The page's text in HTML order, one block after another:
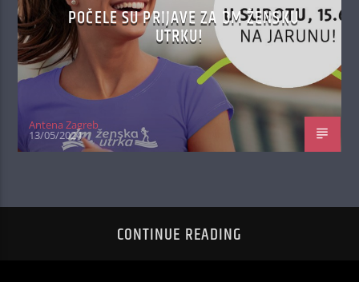
POČELE SU PRIJAVE ZA DM ŽENSKU
UTRKU!
Antena Zagreb
13/05/2024
CONTINUE READING